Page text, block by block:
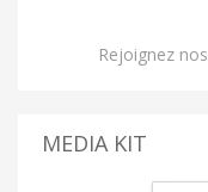
Rejoignez
MEDIA KIT